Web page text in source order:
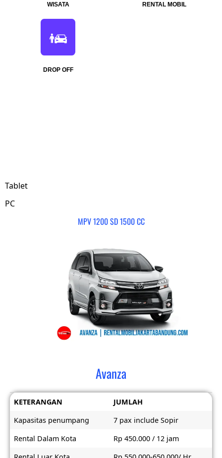
WISATA RENTAL MOBIL
DROP OFF
Tablet
PC
MPV 1200 SD 1500 CC
Avanza
KETERANGAN
JUMLAH
Kapasitas penumpang
7 pax include Sopir
Rental Dalam Kota
Rp 450.000 / 12 jam